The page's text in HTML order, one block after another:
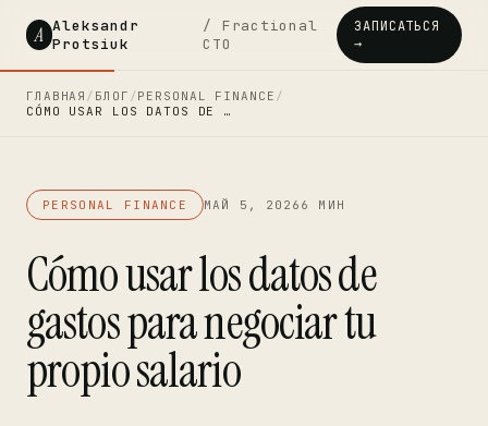
A Aleksandr
Protsiuk
/ Fractional
CTO
ЗАПИСАТЬСЯ
→
ГЛАВНАЯ / БЛОГ /PERSONAL FINANCE /
CÓMO USAR LOS DATOS DE …
PERSONAL FINANCE МАЙ 5, 2026 6 МИН
Cómo usar los datos de
gastos para negociar tu
propio salario